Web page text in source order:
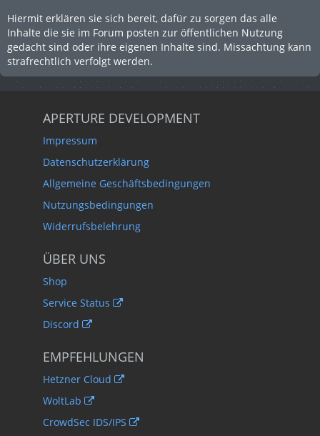
Hiermit erklären sie sich bereit, dafür zu sorgen das alle
Inhalte die sie im Forum posten zur öffentlichen Nutzung
gedacht sind oder ihre eigenen Inhalte sind. Missachtung kann
strafrechtlich verfolgt werden.
APERTURE DEVELOPMENT
Impressum
Datenschutzerklärung
Allgemeine Geschäftsbedingungen
Nutzungsbedingungen
Widerrufsbelehrung
ÜBER UNS
Shop
Service Status
Discord
EMPFEHLUNGEN
Hetzner Cloud
WoltLab
CrowdSec IDS/IPS